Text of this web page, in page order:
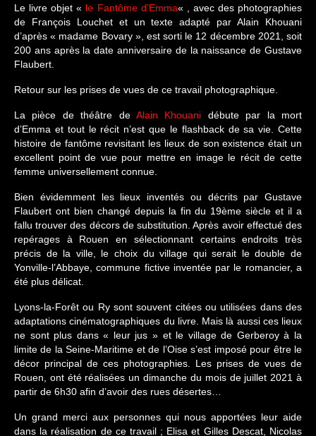
Le livre objet « le Fantôme d’Emma« , avec des photographies
de François Louchet et un texte adapté par Alain Khouani
d’après « madame Bovary », est sorti le 12 décembre 2021, soit
200 ans après la date anniversaire de la naissance de Gustave
Flaubert.
Retour sur les prises de vues de ce travail photographique.
La pièce de théâtre de Alain Khouani débute par la mort
d’Emma et tout le récit n’est que le flashback de sa vie. Cette
histoire de fantôme revisitant les lieux de son existence était un
excellent point de vue pour mettre en image le récit de cette
femme universellement connue.
Bien évidemment les lieux inventés ou décrits par Gustave
Flaubert ont bien changé depuis la fin du 19ème siècle et il a
fallu trouver des décors de substitution. Après avoir effectué des
repérages à Rouen en sélectionnant certains endroits très
précis de la ville, le choix du village qui serait le double de
Yonville-l’Abbaye, commune fictive inventée par le romancier, a
été plus délicat.
Lyons-la-Forêt ou Ry sont souvent citées ou utilisées dans des
adaptations cinématographiques du livre. Mais là aussi ces lieux
ne sont plus dans « leur jus » et le village de Gerberoy à la
limite de la Seine-Maritime et de l’Oise s’est imposé pour être le
décor principal de ces photographies. Les prises de vues de
Rouen, ont été réalisées un dimanche du mois de juillet 2021 à
partir de 6h30 afin d’avoir des rues désertes…
Un grand merci aux personnes qui nous apportées leur aide
dans la réalisation de ce travail ; Elisa et Gilles Descat, Nicolas